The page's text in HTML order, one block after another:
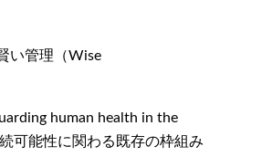
い管理（Wise
human health in the
可能性に関わる既存の枠組み